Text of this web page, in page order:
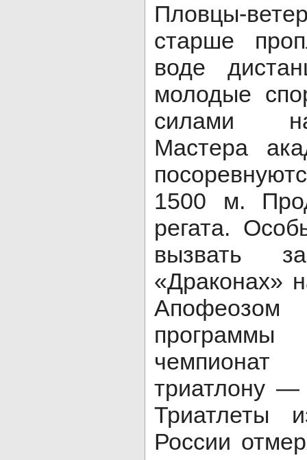
Пловцы-
старше
воде
молодые
силами
Мастера
1500 м.
регата.
вызвать
«Драконах»
Апофеозом
программы
триатлону —
Триатлеты
России